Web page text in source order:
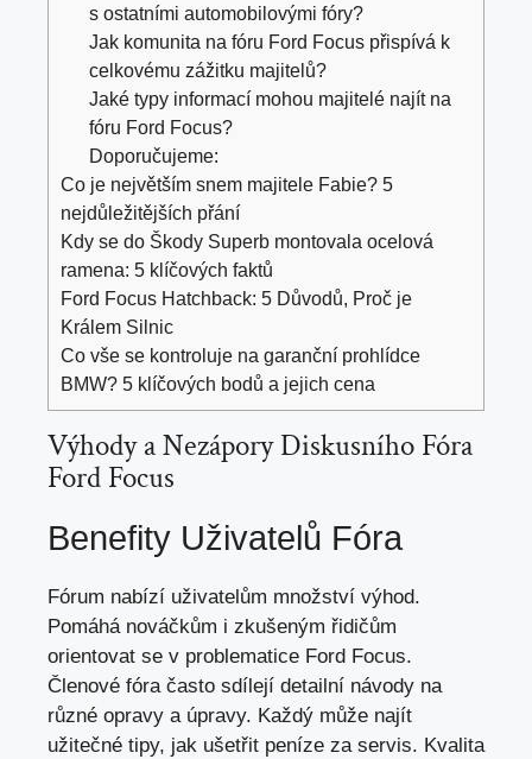
s ostatními automobilovými fóry?
Jak komunita na fóru Ford Focus přispívá k
celkovému zážitku majitelů?
Jaké typy informací mohou majitelé najít na
fóru Ford Focus?
Doporučujeme:
Co je největším snem majitele Fabie? 5
nejdůležitějších přání
Kdy se do Škody Superb montovala ocelová
ramena: 5 klíčových faktů
Ford Focus Hatchback: 5 Důvodů, Proč je
Králem Silnic
Co vše se kontroluje na garanční prohlídce
BMW? 5 klíčových bodů a jejich cena
Výhody a Nezápory Diskusního Fóra
Ford Focus
Benefity Uživatelů Fóra
Fórum nabízí uživatelům množství výhod.
Pomáhá nováčkům i zkušeným řidičům
orientovat se v problematice Ford Focus.
Členové fóra často sdílejí detailní návody na
různé opravy a úpravy. Každý může najít
užitečné tipy, jak ušetřit peníze za servis. Kvalita